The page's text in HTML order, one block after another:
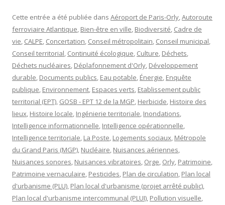
Cette entrée a été publiée dans Aéroport de Paris-Orly,Autoroute
ferroviaire Atlantique, Bien-être en ville, Biodiversité, Cadre de
vie, CALPE, Concertation, Conseil métropolitain, Conseil municipal,
Conseil territorial, Continuité écologique, Culture, Déchets,
Déchets nucléaires, Déplafonnement d'Orly, Développement
durable, Documents publics, Eau potable, Énergie, Enquête
publique, Environnement, Espaces verts, Etablissement public
territorial (EPT), GOSB - EPT 12 de la MGP, Herbicide, Histoire des
lieux, Histoire locale, Ingénierie territoriale, Inondations,
Intelligence informationnelle, Intelligence opérationnelle,
Intelligence territoriale, La Poste, Logements sociaux, Métropole
du Grand Paris (MGP), Nucléaire, Nuisances aériennes,
Nuisances sonores, Nuisances vibratoires, Orge, Orly, Patrimoine,
Patrimoine vernaculaire, Pesticides, Plan de circulation, Plan local
d'urbanisme (PLU), Plan local d'urbanisme (projet arrêté public),
Plan local d'urbanisme intercommunal (PLUI), Pollution visuelle,